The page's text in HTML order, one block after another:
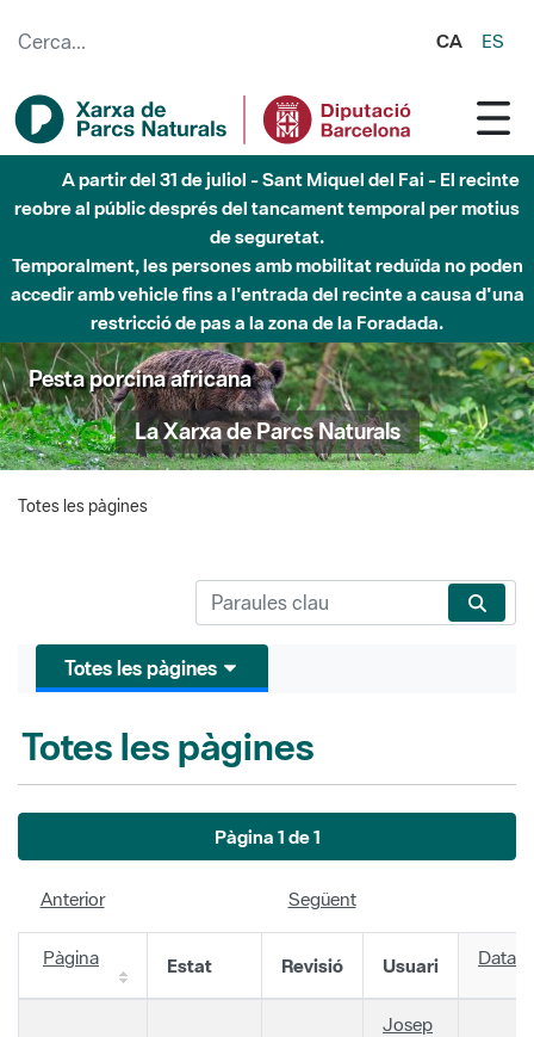
CA ES
A partir del 31 de juliol - Sant Miquel del Fai - El recinte
reobre al públic després del tancament temporal per motius
de seguretat.
Temporalment, les persones amb mobilitat reduïda no poden
accedir amb vehicle fins a l'entrada del recinte a causa d'una
restricció de pas a la zona de la Foradada.
Pesta porcina africana
La Xarxa de Parcs Naturals
Totes les pàgines
Totes les pàgines
Totes les pàgines
Pàgina 1 de 1
Anterior Següent
Pàgina Estat Revisió Usuari Data
Josep